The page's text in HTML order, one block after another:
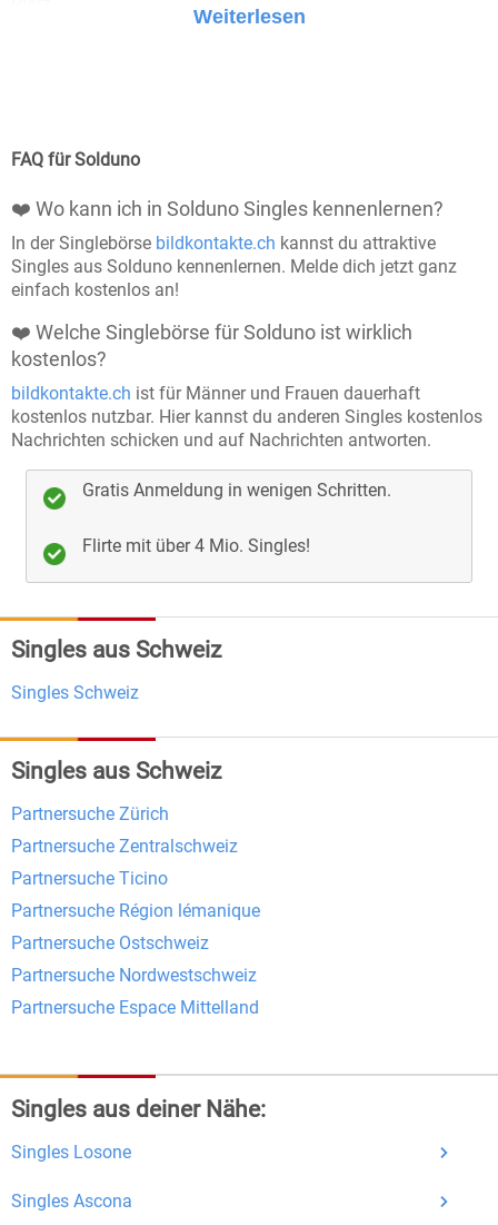
großen Wert auf Sicherheit, Seriosität und eine
Manuell geprüfte Profile: Bei Bildkontakte wird
jedes Profil sorgfältig von unserem Team
überprüft, bevor es aktiviert wird, um
sicherzustellen, dass du nur echte Menschen
kennenlernst.
Echtheitschecks: Freiwillige Echtheitsprüfungen
bieten Ihnen die Möglichkeit, noch mehr
Keine Chance für Störenfriede: Wir sorgen dafür,
keinen Platz auf unserer Plattform haben und Sie
sich auf Bildkontakte sicher fühlen können.
Kundendienst: Der Kundendienst steht
kompetent Rede und Antwort, dazu können
unterschiedliche Wege gewählt werden. Wie z.B.
inklusive des Profilbldes kostenlos ansehen.
kostenlos und ohne versteckte Kosten!
Erhalten und beantworten Sie kostenlos
Weiterlesen
FAQ für Solduno
❤️ Wo kann ich in Solduno Singles kennenlernen?
In der Singlebörse bildkontakte.ch kannst du attraktive
Singles aus Solduno kennenlernen. Melde dich jetzt ganz
einfach kostenlos an!
❤️ Welche Singlebörse für Solduno ist wirklich
kostenlos?
bildkontakte.ch ist für Männer und Frauen dauerhaft
kostenlos nutzbar. Hier kannst du anderen Singles kostenlos
Nachrichten schicken und auf Nachrichten antworten.
Gratis Anmeldung in wenigen Schritten.
Flirte mit über 4 Mio. Singles!
Singles aus Schweiz
Singles Schweiz
Singles aus Schweiz
Partnersuche Zürich
Partnersuche Zentralschweiz
Partnersuche Ticino
Partnersuche Région lémanique
Partnersuche Ostschweiz
Partnersuche Nordwestschweiz
Partnersuche Espace Mittelland
Singles aus deiner Nähe:
Singles Losone
Singles Ascona